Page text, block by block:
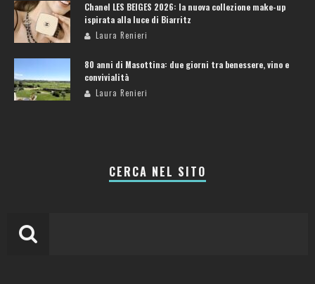
Chanel LES BEIGES 2026: la nuova collezione make-up
ispirata alla luce di Biarritz
Laura Renieri
80 anni di Masottina: due giorni tra benessere, vino e
convivialità
Laura Renieri
CERCA NEL SITO